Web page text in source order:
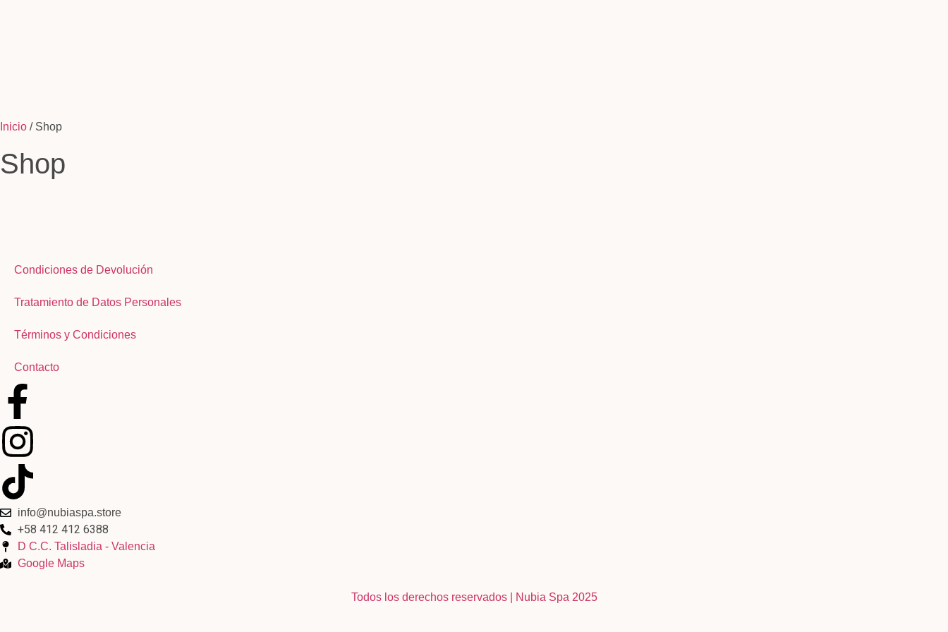
Inicio / Shop
Shop
Condiciones de Devolución
Tratamiento de Datos Personales
Términos y Condiciones
Contacto
info@nubiaspa.store
+58 412 412 6388
D C.C. Talisladia - Valencia
Google Maps
Todos los derechos reservados | Nubia Spa 2025